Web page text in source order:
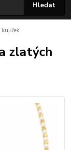
Hledat
kuliček
zlatých